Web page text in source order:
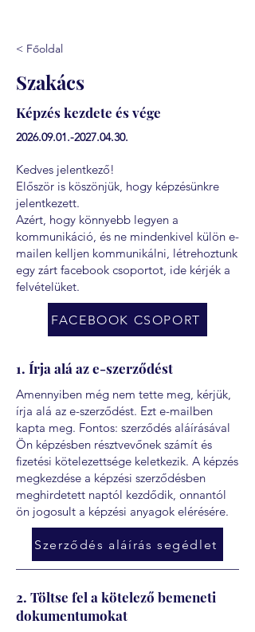
< Főoldal
Szakács
Képzés kezdete és vége
2026.09.01.-2027.04.30.
Kedves jelentkező!
Először is köszönjük, hogy képzésünkre
jelentkezett.
Azért, hogy könnyebb legyen a
kommunikáció, és ne mindenkivel külön e-
mailen kelljen kommunikálni, létrehoztunk
egy zárt facebook csoportot, ide kérjék a
felvételüket.
FACEBOOK CSOPORT
1. Írja alá az e-szerződést
Amennyiben még nem tette meg, kérjük,
írja alá az e-szerződést. Ezt e-mailben
kapta meg. Fontos: szerződés aláírásával
Ön képzésben résztvevőnek számít és
fizetési kötelezettsége keletkezik. A képzés
megkezdése a képzési szerződésben
meghirdetett naptól kezdődik, onnantól
ön jogosult a képzési anyagok elérésére.
Szerződés aláírás segédlet
2. Töltse fel a kötelező bemeneti
dokumentumokat